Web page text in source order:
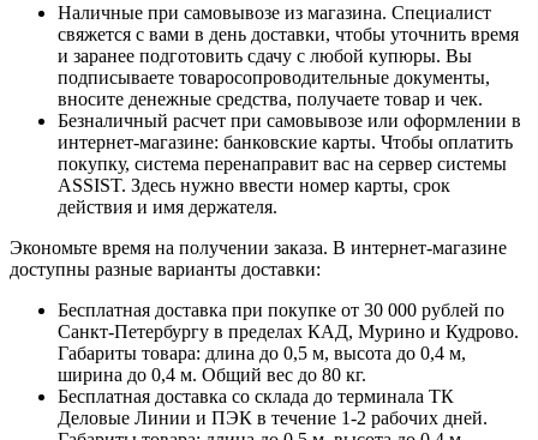
Наличные при самовывозе из магазина. Специалист
свяжется с вами в день доставки, чтобы уточнить время
и заранее подготовить сдачу с любой купюры. Вы
подписываете товаросопроводительные документы,
вносите денежные средства, получаете товар и чек.
Безналичный расчет при самовывозе или оформлении в
интернет-магазине: банковские карты. Чтобы оплатить
покупку, система перенаправит вас на сервер системы
ASSIST. Здесь нужно ввести номер карты, срок
действия и имя держателя.
Экономьте время на получении заказа. В интернет-магазине
доступны разные варианты доставки:
Бесплатная доставка при покупке от 30 000 рублей по
Санкт-Петербургу в пределах КАД, Мурино и Кудрово.
Габариты товара: длина до 0,5 м, высота до 0,4 м,
ширина до 0,4 м. Общий вес до 80 кг.
Бесплатная доставка со склада до терминала ТК
Деловые Линии и ПЭК в течение 1-2 рабочих дней.